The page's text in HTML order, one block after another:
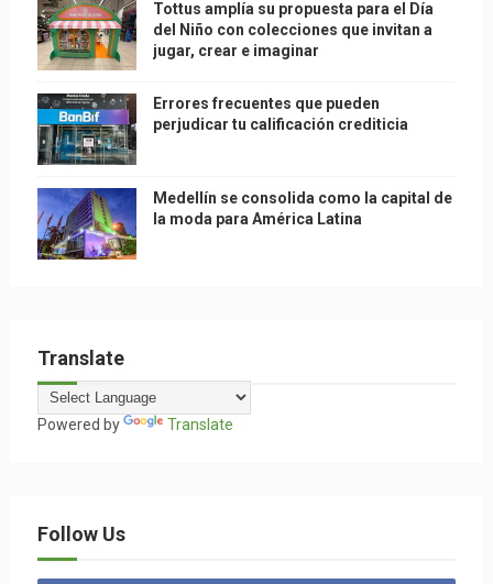
Tottus amplía su propuesta para el Día
del Niño con colecciones que invitan a
jugar, crear e imaginar
Errores frecuentes que pueden
perjudicar tu calificación crediticia
Medellín se consolida como la capital de
la moda para América Latina
Translate
Powered by Translate
Follow Us